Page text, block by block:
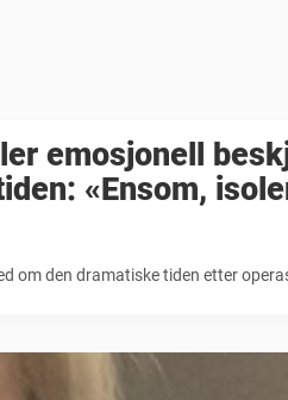
emosjonell
«Ensom,
om den dramatiske tiden etter